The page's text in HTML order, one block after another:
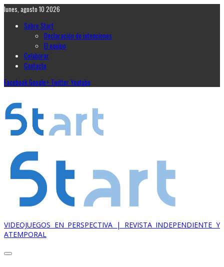
lunes, agosto 10 2026
Sobre Start
Declaración de intenciones
El equipo
Colaborar
Contacto
FacebookGoogle+ TwitterYoutube
VIDEOJUEGOS EN PERSPECTIVA | REVISTA INDEPENDIENTE Y
ATEMPORAL